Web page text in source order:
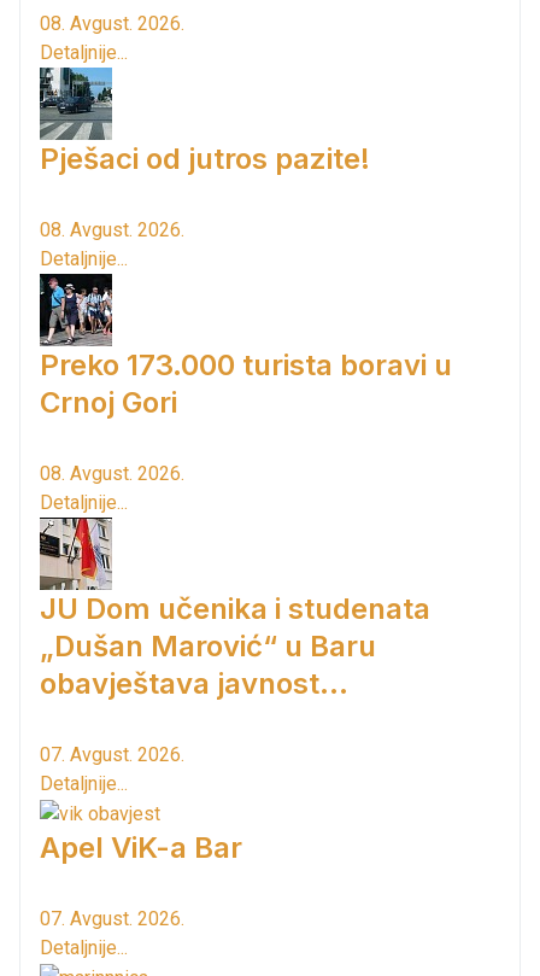
08. Avgust. 2026.
Detaljnije...
Pješaci od jutros pazite!
08. Avgust. 2026.
Detaljnije...
Preko 173.000 turista boravi u
Crnoj Gori
08. Avgust. 2026.
Detaljnije...
JU Dom učenika i studenata
„Dušan Marović“ u Baru
obavještava javnost...
07. Avgust. 2026.
Detaljnije...
Apel ViK-a Bar
07. Avgust. 2026.
Detaljnije...